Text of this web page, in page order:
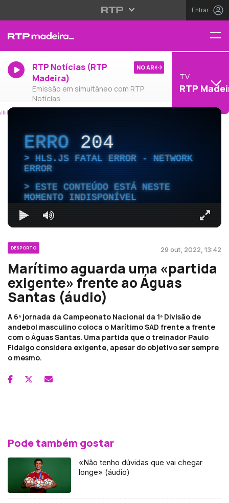
Entrar
RTP Notícias (RTP
Madeira)
Emissão em simultâneo com RTP
Notícias
NO AR
TV
RTP
ERRO204
HLS.JS FATAL ERROR - NETWORK
ERROR
ESTE CONTEÚDO ESTÁ NESTE
MOMENTO INDISPONÍVEL
DESPORTO 29 out, 2022, 13:42
Marítimo aguarda uma «partida
exigente» frente ao Águas
Santas (áudio)
A 6ª jornada da Campeonato Nacional da 1ª Divisão de
andebol masculino coloca o Marítimo SAD frente a frente
com o Águas Santas. Uma partida que o treinador Paulo
Fidalgo considera exigente, apesar do objetivo ser sempre
o mesmo.
Pode também gostar
«Não tenho dúvidas que vai chegar
longe» (áudio)